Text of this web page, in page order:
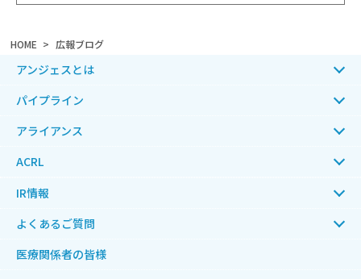
HOME 広報ブログ
アンジェスとは
パイプライン
アライアンス
ACRL
IR情報
よくあるご質問
医療関係者の皆様